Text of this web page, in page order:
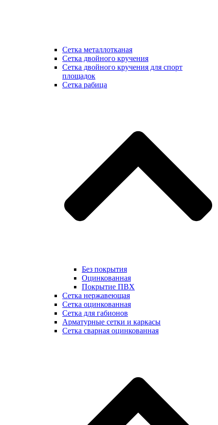
Сетка металлотканая
Сетка двойного кручения
Сетка двойного кручения для спорт
площадок
Сетка рабица
Без покрытия
Оцинкованная
Покрытие ПВХ
Сетка нержавеющая
Сетка оцинкованная
Сетка для габионов
Арматурные сетки и каркасы
Сетка сварная оцинкованная